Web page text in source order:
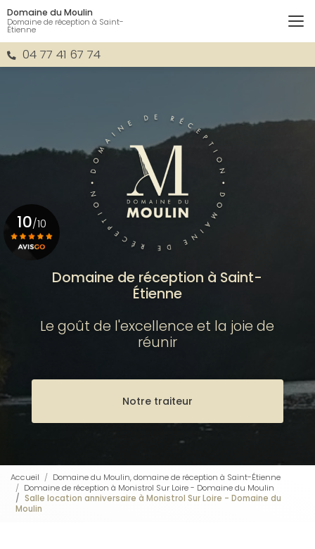
Aller
au
contenu
principal04 77 41 67 74
Domaine du Moulin
Domaine de réception à Saint-
Étienne
Domaine de réception à Saint-
Étienne
Le goût de l'excellence et la joie de
réunir
Notre traiteur
10/10
Accueil
Domaine du Moulin, domaine de réception à Saint-Étienne
Domaine de réception à Monistrol Sur Loire - Domaine du Moulin
Salle location anniversaire à Monistrol Sur Loire - Domaine du
Moulin